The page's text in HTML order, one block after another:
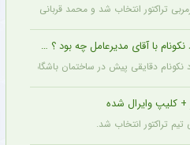
تراکتور انتخاب شد و محمد قربانی یکی از
با آقای مدیرعامل چه بود ؟ + عکس
دقایقی پیش در ساختمان باشگاه برگزار
+ کلیپ وایرال شده
تیم تراکتور انتخاب شد.